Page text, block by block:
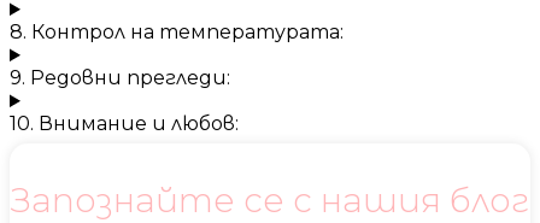
8. Контрол на температурата:
9. Редовни прегледи:
10. Внимание и любов:
Запознайте се с нашия блог